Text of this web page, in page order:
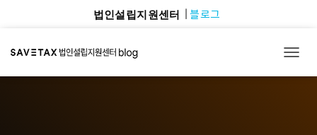
법인설립지원센터 블로그